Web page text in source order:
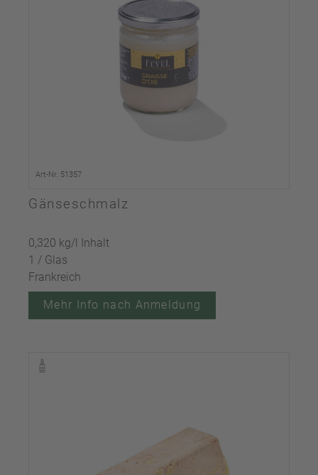
Art-Nr. 51357
Gänseschmalz
0,320 kg/l Inhalt
1 / Glas
Frankreich
Mehr Info nach Anmeldung